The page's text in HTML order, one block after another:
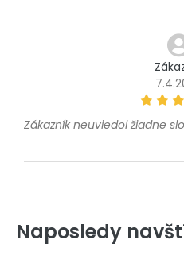
Zákazník neuviedol žiadne
Naposledy